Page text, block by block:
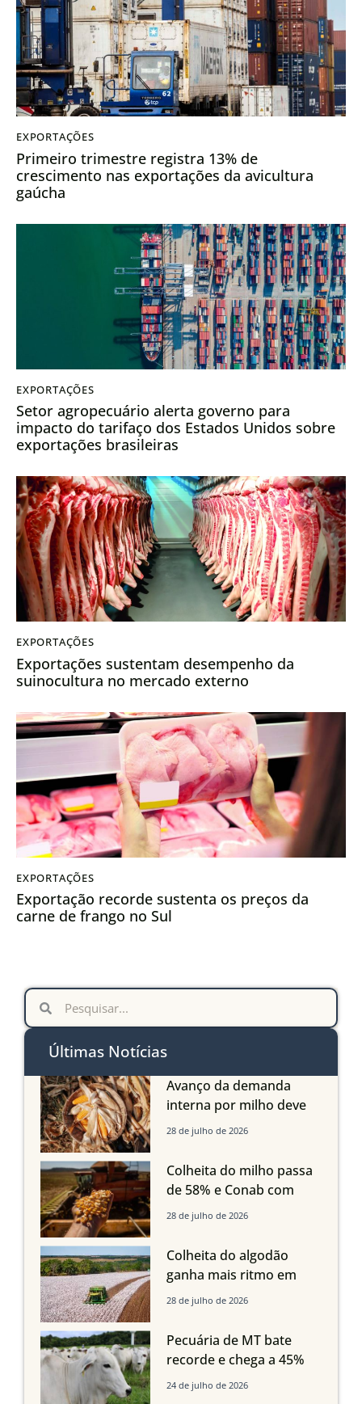
EXPORTAÇÕES
Primeiro trimestre registra 13% de
crescimento nas exportações da avicultura
gaúcha
EXPORTAÇÕES
Setor agropecuário alerta governo para
impacto do tarifaço dos Estados Unidos sobre
exportações brasileiras
EXPORTAÇÕES
Exportações sustentam desempenho da
suinocultura no mercado externo
EXPORTAÇÕES
Exportação recorde sustenta os preços da
carne de frango no Sul
Últimas Notícias
Avanço da demanda
interna por milho deve
compensar aumento da
em Mato Grosso, aponta
Imea
28 de julho de 2026
Colheita do milho passa
de 58% e Conab com
boas produtividades em
quedas em Tocantins,
Maranhão e Piauí
28 de julho de 2026
Colheita do algodão
ganha mais ritmo em
Mato Grosso, Mato
Maranhão
28 de julho de 2026
Pecuária de MT bate
recorde e chega a 45%
dos bovinos abatidos
24 de julho de 2026